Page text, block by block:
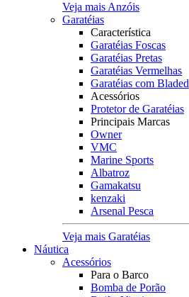
Veja mais Anzóis
Garatéias
Característica
Garatéias Foscas
Garatéias Pretas
Garatéias Vermelhas
Garatéias com Bladed
Acessórios
Protetor de Garatéias
Principais Marcas
Owner
VMC
Marine Sports
Albatroz
Gamakatsu
kenzaki
Arsenal Pesca
Veja mais Garatéias
Náutica
Acessórios
Para o Barco
Bomba de Porão